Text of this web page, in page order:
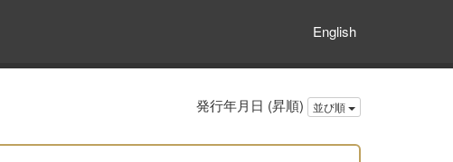
English
発行年月日 (昇順) 並び順